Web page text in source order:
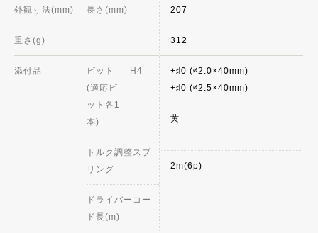
外観寸法(mm) 長さ(mm)
重さ(g)
添付品
ビット
(適応ビ
ット各1
本)
H4
トルク調整スプ
リング
ドライバーコー
ド長(m)
207
312
+♯0 (∅2.0×40mm)
+♯0 (∅2.5×40mm)
黄
2m(6p)